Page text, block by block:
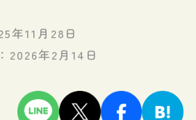
年11月28日
2026年2月14日